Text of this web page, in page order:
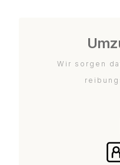
Wir sorgen